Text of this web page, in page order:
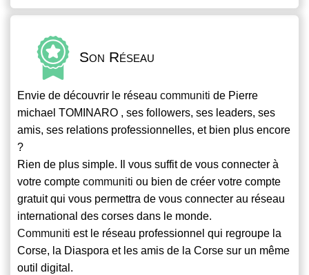
Son Réseau
Envie de découvrir le réseau communiti de Pierre
michael TOMINARO , ses followers, ses leaders, ses
amis, ses relations professionnelles, et bien plus encore
?
Rien de plus simple. Il vous suffit de vous connecter à
votre compte communiti ou bien de créer votre compte
gratuit qui vous permettra de vous connecter au réseau
international des corses dans le monde.
Communiti est le réseau professionnel qui regroupe la
Corse, la Diaspora et les amis de la Corse sur un même
outil digital.